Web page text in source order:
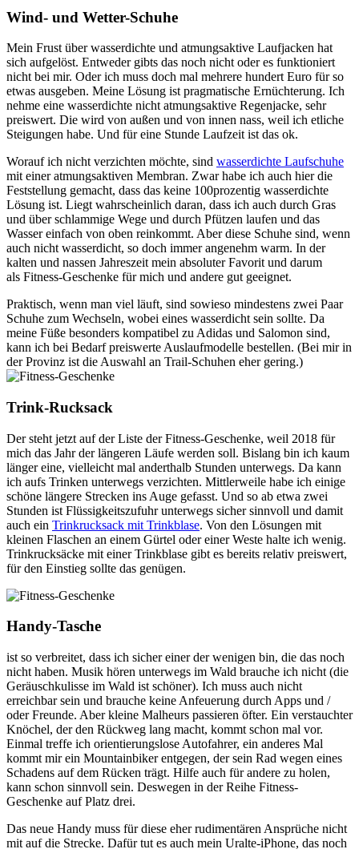
Wind- und Wetter-Schuhe
Mein Frust über wasserdichte und atmungsaktive Laufjacken hat
sich aufgelöst. Entweder gibts das noch nicht oder es funktioniert
nicht bei mir. Oder ich muss doch mal mehrere hundert Euro für so
etwas ausgeben. Meine Lösung ist pragmatische Ernüchterung. Ich
nehme eine wasserdichte nicht atmungsaktive Regenjacke, sehr
preiswert. Die wird von außen und von innen nass, weil ich etliche
Steigungen habe. Und für eine Stunde Laufzeit ist das ok.
Worauf ich nicht verzichten möchte, sind wasserdichte Laufschuhe
mit einer atmungsaktiven Membran. Zwar habe ich auch hier die
Feststellung gemacht, dass das keine 100prozentig wasserdichte
Lösung ist. Liegt wahrscheinlich daran, dass ich auch durch Gras
und über schlammige Wege und durch Pfützen laufen und das
Wasser einfach von oben reinkommt. Aber diese Schuhe sind, wenn
auch nicht wasserdicht, so doch immer angenehm warm. In der
kalten und nassen Jahreszeit mein absoluter Favorit und darum
als Fitness-Geschenke für mich und andere gut geeignet.
Praktisch, wenn man viel läuft, sind sowieso mindestens zwei Paar
Schuhe zum Wechseln, wobei eines wasserdicht sein sollte. Da
meine Füße besonders kompatibel zu Adidas und Salomon sind,
kann ich bei Bedarf preiswerte Auslaufmodelle bestellen. (Bei mir in
der Provinz ist die Auswahl an Trail-Schuhen eher gering.)
Trink-Rucksack
Der steht jetzt auf der Liste der Fitness-Geschenke, weil 2018 für
mich das Jahr der längeren Läufe werden soll. Bislang bin ich kaum
länger eine, vielleicht mal anderthalb Stunden unterwegs. Da kann
ich aufs Trinken unterwegs verzichten. Mittlerweile habe ich einige
schöne längere Strecken ins Auge gefasst. Und so ab etwa zwei
Stunden ist Flüssigkeitszufuhr unterwegs sicher sinnvoll und damit
auch ein Trinkrucksack mit Trinkblase. Von den Lösungen mit
kleinen Flaschen an einem Gürtel oder einer Weste halte ich wenig.
Trinkrucksäcke mit einer Trinkblase gibt es bereits relativ preiswert,
für den Einstieg sollte das genügen.
Handy-Tasche
ist so verbreitet, dass ich sicher einer der wenigen bin, die das noch
nicht haben. Musik hören unterwegs im Wald brauche ich nicht (die
Geräuschkulisse im Wald ist schöner). Ich muss auch nicht
erreichbar sein und brauche keine Anfeuerung durch Apps und /
oder Freunde. Aber kleine Malheurs passieren öfter. Ein verstauchter
Knöchel, der den Rückweg lang macht, kommt schon mal vor.
Einmal treffe ich orientierungslose Autofahrer, ein anderes Mal
kommt mir ein Mountainbiker entgegen, der sein Rad wegen eines
Schadens auf dem Rücken trägt. Hilfe auch für andere zu holen,
kann schon sinnvoll sein. Deswegen in der Reihe Fitness-
Geschenke auf Platz drei.
Das neue Handy muss für diese eher rudimentären Ansprüche nicht
mit auf die Strecke. Dafür tut es auch mein Uralte-iPhone, das noch